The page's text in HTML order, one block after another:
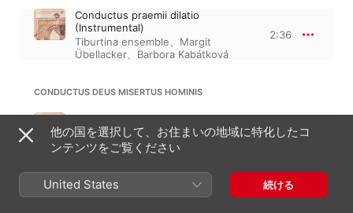
Conductus praemii dilatio
(Instrumental)
Tiburtina ensemble、 Margit
Übellacker、 Barbora Kabátková
2:36
CONDUCTUS DEUS MISERTUS HOMINIS
Conductus Deus misertus
hominis
Barbora Kabátková 、 Daniela
Cermakova
Kamila Mazalová
ナ・ブラジーコヴァー、Tiburtina
ensemble
他の国を選択して、お住まいの地域に特化したコ
ンテンツをご覧ください
United States 続ける